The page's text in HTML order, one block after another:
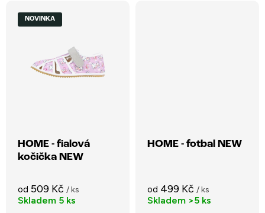
NOVINKA
HOME - fialová
kočička NEW
od 509 Kč / ks
Skladem 5 ks
HOME - fotbal NEW
od 499 Kč / ks
Skladem >5 ks